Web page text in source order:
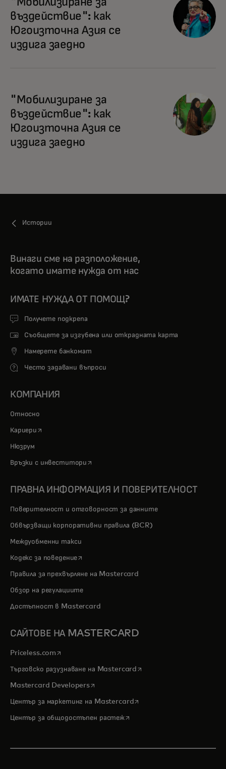
въздействие": как
Югоизточна Азия се
издига заедно
"Мобилизиране за
въздействие": как
Югоизточна Азия се
издига заедно
Истории
Винаги сме на разположение,
когато имате нужда от нас
ИМАТЕ НУЖДА ОТ ПОМОЩ?
Получете подкрепа
Съобщете за изгубена или открадната карта
Намерете банкомат
Често задавани въпроси
КОМПАНИЯ
Относно
Кариери opens in a new tab
Нюзрум
Връзки с инвеститори opens in a new tab
ПРАВНА ИНФОРМАЦИЯ И ПОВЕРИТЕЛНОСТ
Поверителност и отговорност за данните
Обвързващи корпоративни правила (BCR)
Междуобменни такси
Кодекс за поведениеopens in a new tab
Правила за прехвърляне на Mastercard
Обзор на регулациите
Достъпност в Mastercard
САЙТОВЕ НА MASTERCARD
Priceless.com opens in a new tab
Търговско разузнаване на Mastercard opens in a new tab
Mastercard Developersopens in a new tab
Център за маркетинг на Mastercardopens in a new tab
Център за общодостъпен растежopens in a new tab